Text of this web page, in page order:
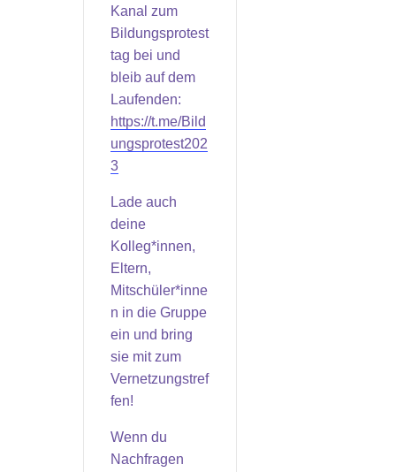
Kanal zum
Bildungsprotest
tag bei und
bleib auf dem
Laufenden:
https://t.me/Bild
ungsprotest202
3
Lade auch
deine
Kolleg*innen,
Eltern,
Mitschüler*inne
n in die Gruppe
ein und bring
sie mit zum
Vernetzungstref
fen!
Wenn du
Nachfragen